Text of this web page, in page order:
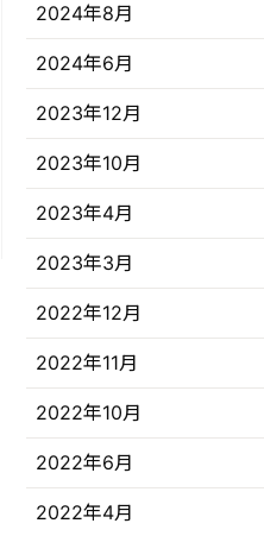
2024年8月
2024年6月
2023年12月
2023年10月
2023年4月
2023年3月
2022年12月
2022年11月
2022年10月
2022年6月
2022年4月